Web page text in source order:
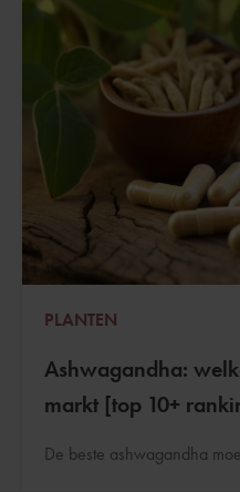
PLANTEN
Ashwagandha:
markt [top 10+
De beste ashwagandha